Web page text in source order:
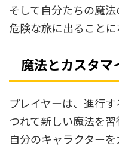
そして自分たちの魔法
危険な旅に出ること
魔法とカスタマ
プレイヤーは、進行す
つれて新しい魔法を習
自分のキャラクター